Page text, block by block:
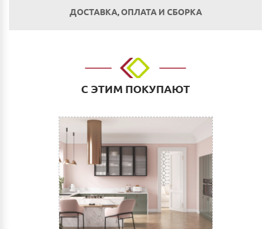
ДОСТАВКА, ОПЛАТА И СБОРКА
Наличным и безналичным расчетом в салоне по
адресу: г. Нижний Новгород, ул. Невзоровых, д.64,
расчетный счет. Для физических и юридических лиц.
Сбербанк Онлайн.
Как оплатить:
Вы можете заполнить реквизиты при оформлении
покупки в Корзине на сайте или прислать их нам на
электронную почту (почта сайта)
После этого Вы получите счет для оплаты с
С ЭТИМ ПОКУПАЮТ